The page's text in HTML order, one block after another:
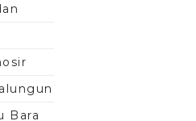
Bara